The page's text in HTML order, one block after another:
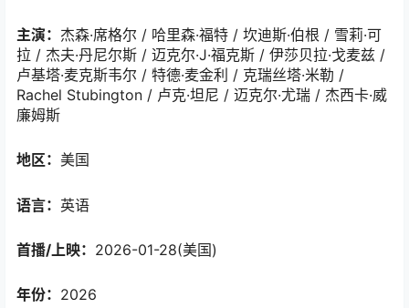
主演： 杰森·席格尔 / 哈里森·福特 / 坎迪斯·伯根 / 雪莉·可
拉 / 杰夫·丹尼尔斯 / 迈克尔·J·福克斯 / 伊莎贝拉·戈麦兹 /
卢基塔·麦克斯韦尔 / 特德·麦金利 / 克瑞丝塔·米勒 /
Rachel Stubington / 卢克·坦尼 / 迈克尔·尤瑞 / 杰西卡·威
廉姆斯
地区： 美国
语言： 英语
首播/上映： 2026-01-28(美国)
年份： 2026